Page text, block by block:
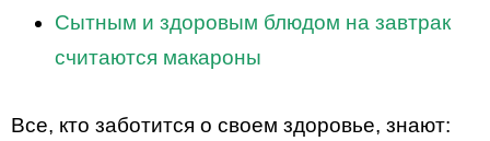
Сытным и здоровым блюдом на завтрак
считаются макароны
Все, кто заботится о своем здоровье, знают: